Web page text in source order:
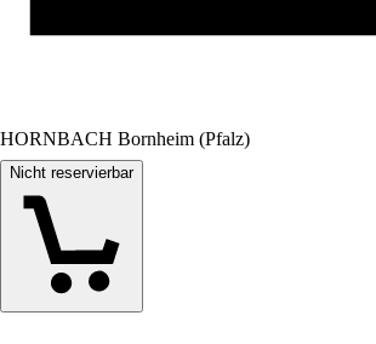
HORNBACH Bornheim (Pfalz)
Nicht reservierbar